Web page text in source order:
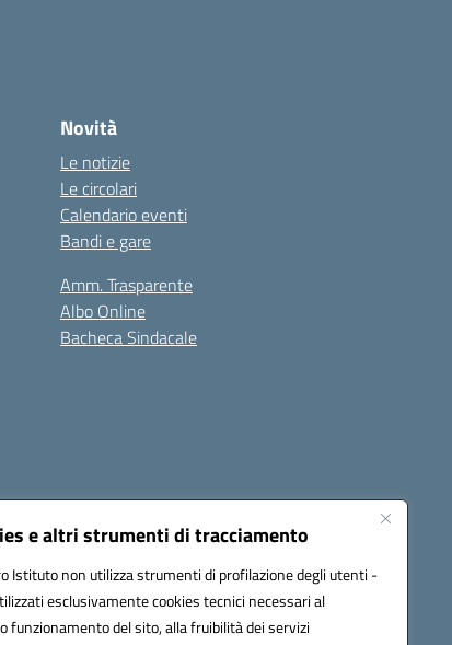
e altri strumenti di tracciamento
Istituto non utilizza strumenti di profilazione degli utenti -
esclusivamente cookies tecnici necessari al
funzionamento del sito, alla fruibilità dei servizi
Novità
Le notizie
Le circolari
Calendario eventi
Bandi e gare
Amm. Trasparente
Albo Online
Bacheca Sindacale
Seguici su:
fgps010008@pec.istruzione.it